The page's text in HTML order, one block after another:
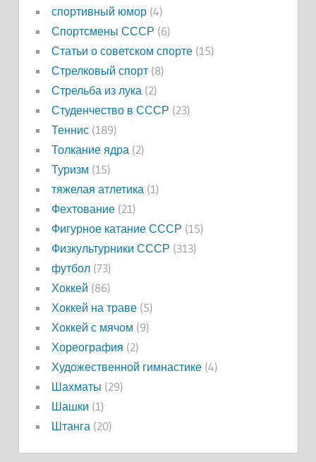
спортивный юмор(4)
Спортсмены СССР (6)
Статьи о советском спорте(15)
Стрелковый спорт(8)
Стрельба из лука (2)
Студенчество в СССР (23)
Теннис(189)
Толкание ядра (2)
Туризм (15)
тяжелая атлетика (1)
Фехтование(21)
Фигурное катание СССР (15)
Физкультурники СССР (313)
футбол(73)
Хоккей (86)
Хоккей на траве(5)
Хоккей с мячом (9)
Хореография (2)
Художественной гимнастике(4)
Шахматы (29)
Шашки (1)
Штанга (20)